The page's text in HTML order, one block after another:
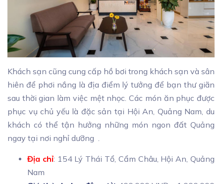
Khách sạn cũng cung cấp hồ bơi trong khách sạn và sân
hiên để phơi nắng là địa điểm lý tưởng để bạn thư giãn
sau thời gian làm việc mệt nhọc. Các món ăn phục được
phục vụ chủ yếu là đặc sản tại Hội An, Quảng Nam, du
khách có thể tận hưởng những món ngon đất Quảng
ngay tại nơi nghỉ dưỡng .
Địa chỉ: 154 Lý Thái Tổ, Cẩm Châu, Hội An, Quảng
Nam